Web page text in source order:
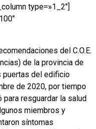
type=»1_2″]
del C.O.E.
de la provincia de
puertas del edificio
de 2020, por tiempo
resguardar la salud
miembros y
síntomas